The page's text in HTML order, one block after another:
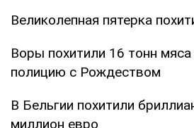
Великолепная пятерка
Воры похитили 16 тонн
полицию с Рождеством
В Бельгии похитили
миллион евро